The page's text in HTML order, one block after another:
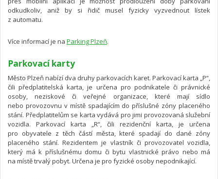
odkudkoliv, aniž by si řidič musel fyzicky vyzvednout lístek
z automatu.
Více informací je na Parking Plzeň.
Parkovací karty
Město Plzeň nabízí dva druhy parkovacích karet. Parkovací karta „P“,
čili předplatitelská karta, je určena pro podnikatele či právnické
osoby, neziskové či veřejné organizace, které mají sídlo
nebo provozovnu v místě spadajícím do příslušné zóny placeného
stání. Předplatitelům se karta vydává pro jimi provozovaná služební
vozidla. Parkovací karta „R“, čili rezidenční karta, je určena
pro obyvatele z těch částí města, které spadají do dané zóny
placeného stání. Rezidentem je vlastník či provozovatel vozidla,
který má k příslušnému domu či bytu vlastnické právo nebo má
na místě trvalý pobyt. Určena je pro fyzické osoby nepodnikající.